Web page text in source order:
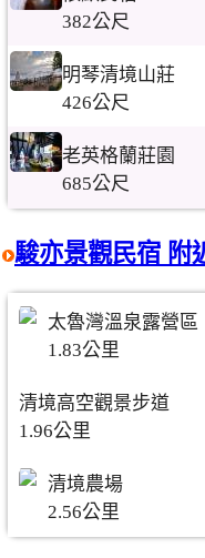
382公尺
明琴清境山莊
426公尺
老英格蘭莊園
685公尺
駿亦景觀民宿 附
太魯灣溫泉露營區
1.83公里
清境高空觀景步道
1.96公里
清境農場
2.56公里